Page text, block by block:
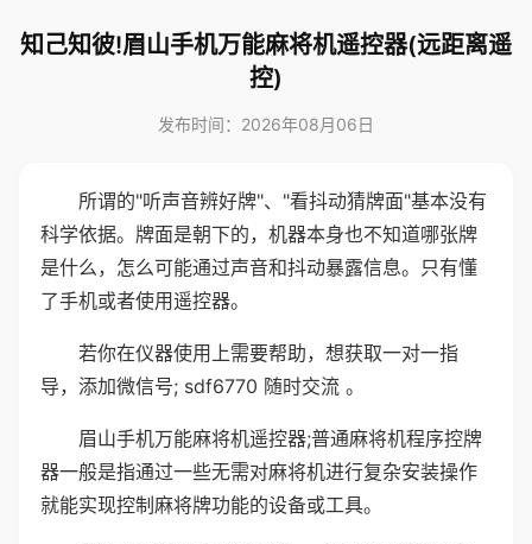
知己知彼!眉山手机万能麻将机遥控器(远距离遥
控)
发布时间：2026年08月06日
所谓的"听声音辨好牌"、"看抖动猜牌面"基本没有
科学依据。牌面是朝下的，机器本身也不知道哪张牌
是什么，怎么可能通过声音和抖动暴露信息。只有懂
了手机或者使用遥控器。
若你在仪器使用上需要帮助，想获取一对一指
导，添加微信号; sdf6770 随时交流 。
眉山手机万能麻将机遥控器;普通麻将机程序控牌
器一般是指通过一些无需对麻将机进行复杂安装操作
就能实现控制麻将牌功能的设备或工具。